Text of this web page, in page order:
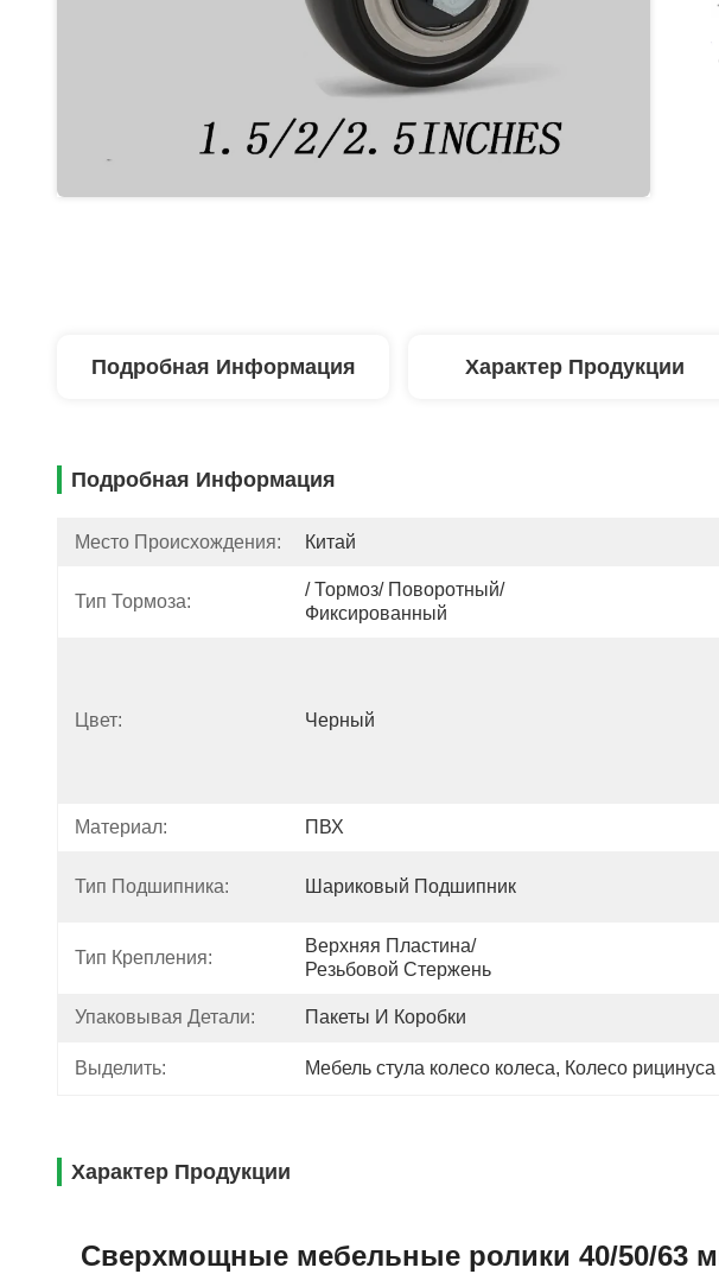
Подробная Информация Характер Продукции
Подробная Информация
Место Происхождения: Китай
Тип Тормоза:
/ Тормоз/ Поворотный/
Фиксированный
Цвет: Черный
Материал: ПВХ
Тип Подшипника: Шариковый Подшипник
Тип Крепления:
Верхняя Пластина/
Резьбовой Стержень
Упаковывая Детали: Пакеты И Коробки
Выделить: Мебель стула колесо колеса, Колесо
Характер Продукции
Сверхмощные мебельные ролики 40/50/63